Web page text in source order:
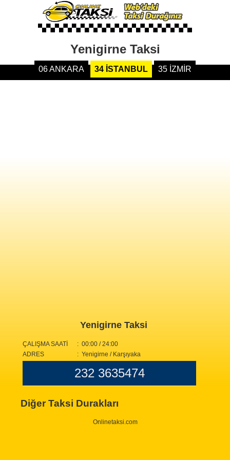
Yenigirne Taksi
06 ANKARA 34 İSTANBUL 35 İZMİR
Yenigirne Taksi
ÇALIŞMA SAATİ
: 00:00 / 24:00
ADRES
: Yenigirne / Karşıyaka
232 3635474
Diğer Taksi Durakları
Onlinetaksi.com